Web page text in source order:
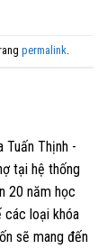
permalink.
Tuấn Thịnh -
tại hệ thống
20 năm học
loại khóa
sẽ mang đến